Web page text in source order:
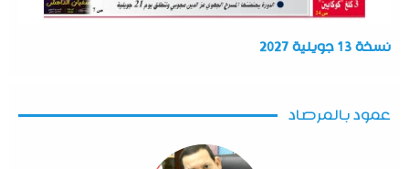
نسخة 13 جويلية 2027
عمود بالمرصاد